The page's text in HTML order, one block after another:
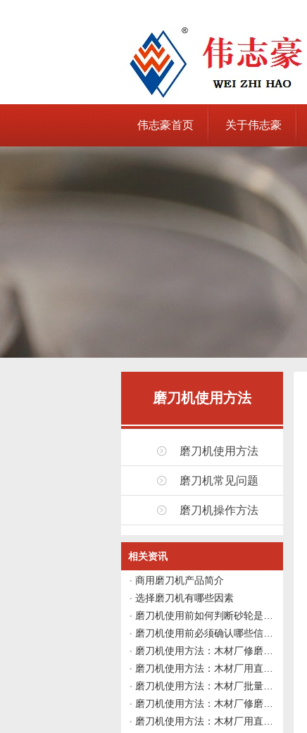
伟志豪首页 关于伟志豪
磨刀机使用方法
磨刀机使用方法
磨刀机常见问题
磨刀机操作方法
相关资讯
商用磨刀机产品简介
选择磨刀机有哪些因素